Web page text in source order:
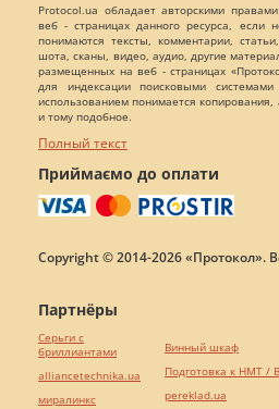
Protocol.ua обладает авторскими
веб - страницах данного ресурса, если
понимаются тексты, комментарии,
шота, сканы, видео, аудио, другие
размещенных на веб - страницах
для индексации поисковыми
использованием понимается
и тому подобное.
Полный текст
Приймаємо до оплати
Copyright © 2014-2026 «Протокол».
Партнёры
Серьги с
бриллиантами
alliancetechnika.ua
миралинкс
Винный шкаф
Подготовка к НМТ /
pereklad.ua